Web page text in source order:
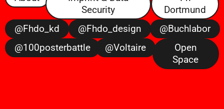
Security
Dortmund
@fhdo_kd
@fhdo_design
@buchlabor
@100posterbattle
@voltaire
Open
Space